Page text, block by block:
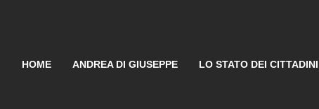
HOME ANDREA DI GIUSEPPE LO STATO DEI CITTADINI